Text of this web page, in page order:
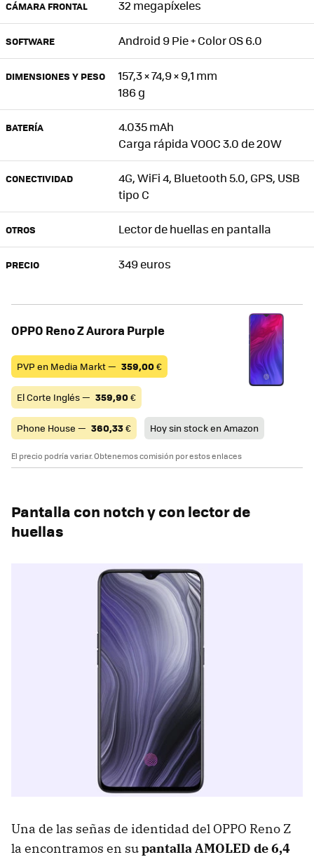
CÁMARA FRONTAL 32 megapíxeles
SOFTWARE Android 9 Pie + Color OS 6.0
DIMENSIONES Y PESO
157,3 × 74,9 × 9,1 mm
186 g
BATERÍA
4.035 mAh
Carga rápida VOOC 3.0 de 20W
CONECTIVIDAD
4G, WiFi 4, Bluetooth 5.0, GPS, USB
tipo C
OTROS Lector de huellas en pantalla
PRECIO 349 euros
OPPO Reno Z Aurora Purple
PVP en Media Markt — 359,00€
El Corte Inglés — 359,90€
Phone House — 360,33€ Hoy sin stock en Amazon
El precio podría variar. Obtenemos comisión por estos enlaces
Pantalla con notch y con lector de
huellas
Una de las señas de identidad del OPPO Reno Z
la encontramos en supantalla AMOLED de 6,4